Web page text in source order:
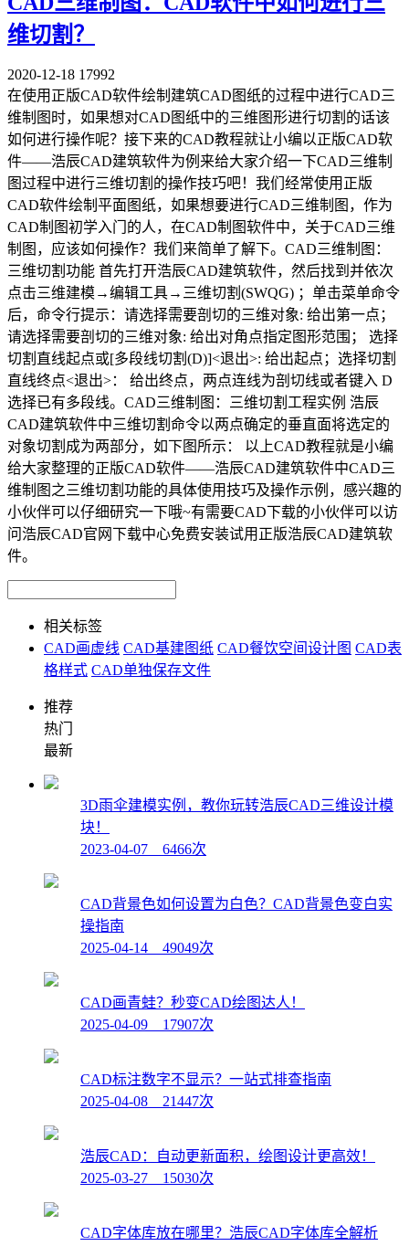
维切割？
2020-12-18 17992
在使用正版CAD软件绘制建筑CAD图纸的过程中进行CAD三
维制图时，如果想对CAD图纸中的三维图形进行切割的话该
如何进行操作呢？接下来的CAD教程就让小编以正版CAD软
件——浩辰CAD建筑软件为例来给大家介绍一下CAD三维制
图过程中进行三维切割的操作技巧吧！我们经常使用正版
CAD软件绘制平面图纸，如果想要进行CAD三维制图，作为
CAD制图初学入门的人，在CAD制图软件中，关于CAD三维
制图，应该如何操作？我们来简单了解下。CAD三维制图：
三维切割功能 首先打开浩辰CAD建筑软件，然后找到并依次
点击三维建模→编辑工具→三维切割(SWQG) ；单击菜单命令
后，命令行提示：请选择需要剖切的三维对象: 给出第一点；
请选择需要剖切的三维对象: 给出对角点指定图形范围； 选择
切割直线起点或[多段线切割(D)]<退出>: 给出起点；选择切割
直线终点<退出>： 给出终点，两点连线为剖切线或者键入 D
选择已有多段线。CAD三维制图：三维切割工程实例 浩辰
CAD建筑软件中三维切割命令以两点确定的垂直面将选定的
对象切割成为两部分，如下图所示： 以上CAD教程就是小编
给大家整理的正版CAD软件——浩辰CAD建筑软件中CAD三
维制图之三维切割功能的具体使用技巧及操作示例，感兴趣的
小伙伴可以仔细研究一下哦~有需要CAD下载的小伙伴可以访
问浩辰CAD官网下载中心免费安装试用正版浩辰CAD建筑软
件。
相关标签
CAD画虚线 CAD基建图纸 CAD餐饮空间设计图 CAD表
格样式 CAD单独保存文件
推荐
热门
最新
3D雨伞建模实例，教你玩转浩辰CAD三维设计模
块！
2023-04-07 6466次
CAD背景色如何设置为白色？CAD背景色变白实
操指南
2025-04-14 49049次
CAD画青蛙？秒变CAD绘图达人！
2025-04-09 17907次
CAD标注数字不显示？一站式排查指南
2025-04-08 21447次
浩辰CAD：自动更新面积，绘图设计更高效！
2025-03-27 15030次
CAD字体库放在哪里？浩辰CAD字体库全解析